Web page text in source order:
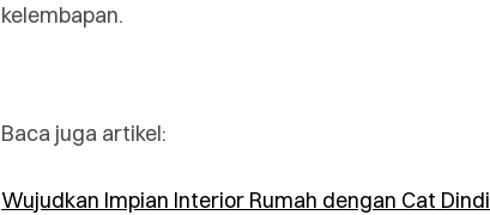
kelembapan.
Baca juga artikel:
Wujudkan Impian Interior Rumah dengan Cat